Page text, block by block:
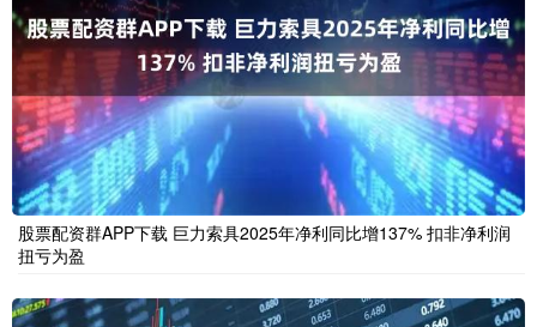
股票配资群APP下载 巨力索具2025年净利同比增137% 扣非净利润
扭亏为盈